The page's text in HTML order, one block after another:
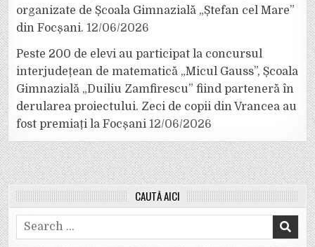
organizate de Școala Gimnazială „Ștefan cel Mare”
din Focșani. 12/06/2026
Peste 200 de elevi au participat la concursul
interjudețean de matematică „Micul Gauss”, Școala
Gimnazială „Duiliu Zamfirescu” fiind parteneră în
derularea proiectului. Zeci de copii din Vrancea au
fost premiați la Focșani 12/06/2026
CAUTĂ AICI
Search
for: